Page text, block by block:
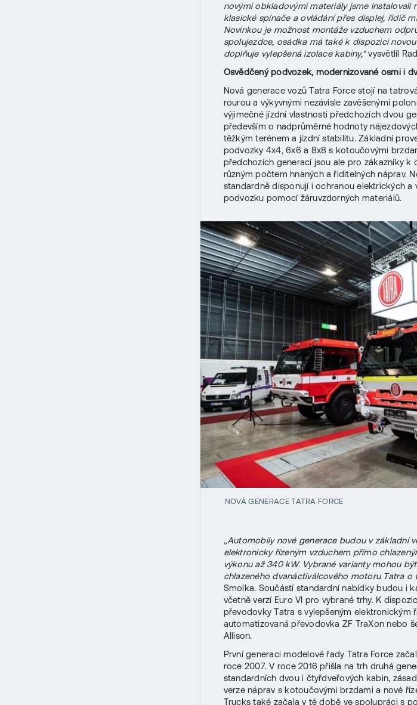
novými obkladovými materiály jsme
klasické spínače a ovládání přes displej, řidič
Novinkou je možnost montáže vzduchem
spolujezdce, osádka má také k dispozici
doplňuje vylepšená izolace kabiny,“vysvětlil
Osvědčený podvozek, modernizované osmi i
Nová generace vozů Tatra Force stojí na
rourou a výkyvnými nezávisle zavěšenými
výjimečné jízdní vlastnosti předchozích dvou
především o nadprůměrné hodnoty
těžkým terénem a jízdní stabilitu. Základní
podvozky 4x4, 6x6 a 8x8 s kotoučovými
předchozích generací jsou ale pro zákazníky k
různým počtem hnaných a řiditelných náprav.
standardně disponují i ochranou elektrických a
podvozku pomocí žáruvzdorných materiálů.
NOVÁ GENERACE TATRA FORCE
„Automobily nové generace budou v základní
elektronicky řízeným vzduchem přímo
výkonu až 340 kW. Vybrané varianty mohou
chlazeného dvanáctiválcového motoru Tatra o
Smolka. Součástí standardní nabídky budou i
včetně verzí Euro VI pro vybrané trhy. K
převodovky Tatra s vylepšeným elektronickým
automatizovaná převodovka ZF TraXon nebo
Allison.
První generaci modelové řady Tatra Force
roce 2007. V roce 2016 přišla na trh druhá
standardních dvou i čtyřdveřových kabin,
verze náprav s kotoučovými brzdami a nové
Trucks také začala v té době ve spolupráci s